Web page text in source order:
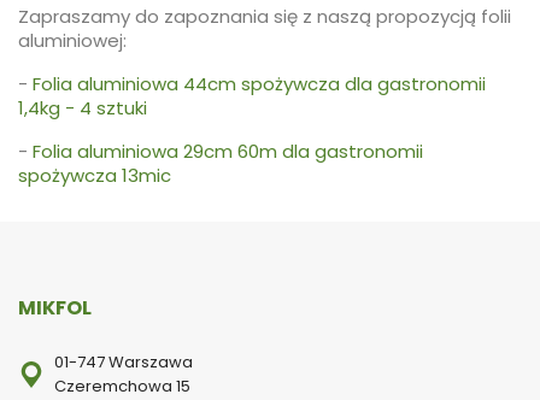
Zapraszamy do zapoznania się z naszą propozycją folii
aluminiowej:
- Folia aluminiowa 44cm spożywcza dla gastronomii
1,4kg - 4 sztuki
- Folia aluminiowa 29cm 60m dla gastronomii
spożywcza 13mic
MIKFOL
01-747 Warszawa
Czeremchowa 15